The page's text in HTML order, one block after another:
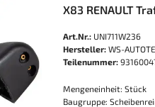
X83 RENAULT
Art.Nr.: UNI711W236
Hersteller: WS-
Teilenummer:
Mengeneinheit: Stück
Baugruppe: